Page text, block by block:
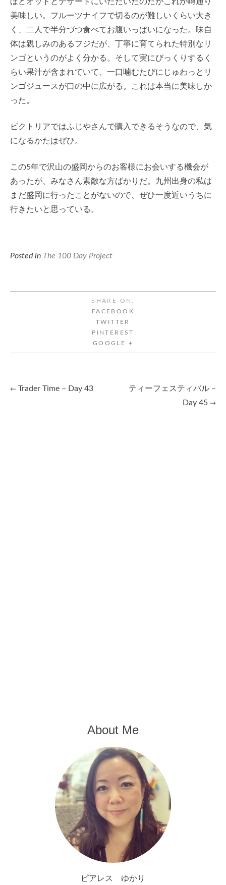
美味しい。フルーツナイフで切るのが難しいくらい大き
く、二人で半分づつ食べてお腹いっぱいになった。味自
体は親しみのあるフジだが、丁寧に育てられた特別なリ
ンゴというのがよく分かる。そして実にびっくりするく
らい果汁が含まれていて、一口噛むたびにじゅわっとリ
ンゴジュースが口の中に広がる。これは本当に美味しか
った。
ビクトリアではふじやさんで購入できるそうなので、気
になるかたはぜひ。
この5年で沢山の盛岡からのお客様にお会いする機会が
あったが、みなさん素敵な方ばかりだ。九州出身の私は
まだ盛岡に行ったことがないので、ぜひ一度近いうちに
行きたいと思っている。
Posted in The 100 Day Project
SHARE ON:
FACEBOOK
TWITTER
PINTEREST
GOOGLE +
Post
← Trader Time – Day 43
ティーフェスティバル –
Day 45 →
About Me
ピアレス ゆかり